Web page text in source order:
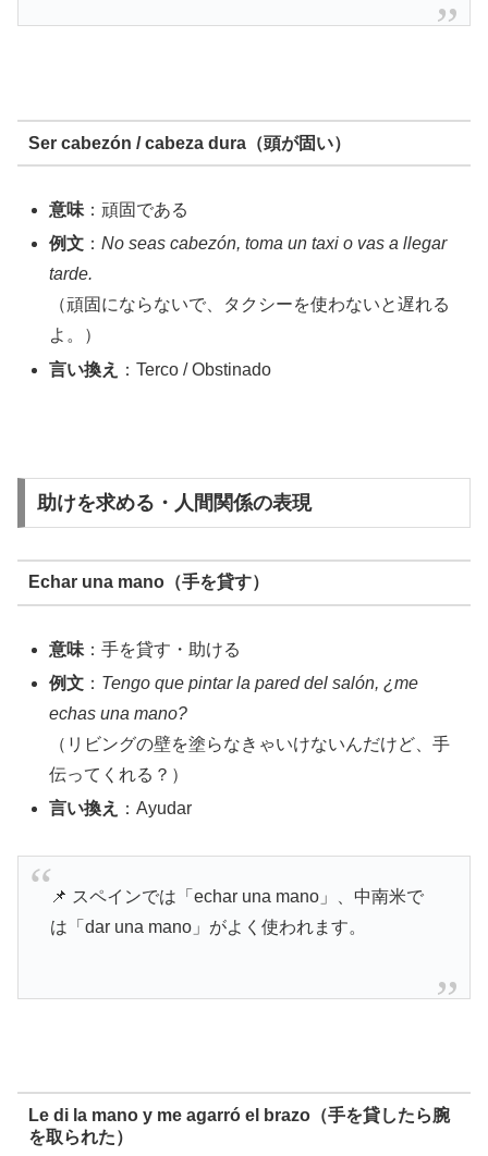
Ser cabezón / cabeza dura（頭が固い）
意味 ：頑固である
例文 ：No seas cabezón, toma un taxi o vas a llegar
tarde.
（頑固にならないで、タクシーを使わないと遅れる
よ。）
言い換え
：Terco / Obstinado
助けを求める・人間関係の表現
Echar una mano（手を貸す）
意味 ：手を貸す・助ける
例文 ： Tengo que pintar la pared del salón, ¿me
echas una mano?
（リビングの壁を塗らなきゃいけないんだけど、手
伝ってくれる？）
言い換え
：Ayudar
📌 スペインでは「echar una mano」、中南米で
は「dar una mano」がよく使われます。
Le di la mano y me agarró el brazo（手を貸したら腕
を取られた）